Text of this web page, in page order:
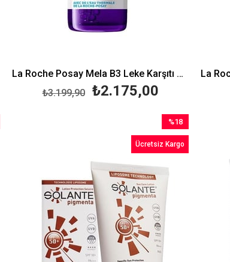
La Roche Posay Mela B3 Leke Karşıtı Serum 30 ml
₺2.175,00
₺3.199,90
%18
İndirim
%18İndirim
Ücretsiz Kargo